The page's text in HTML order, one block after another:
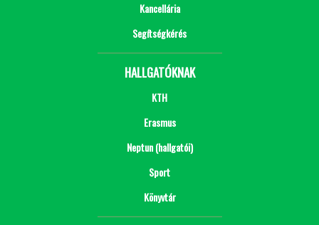
Kancellária
Segítségkérés
HALLGATÓKNAK
KTH
Erasmus
Neptun (hallgatói)
Sport
Könyvtár